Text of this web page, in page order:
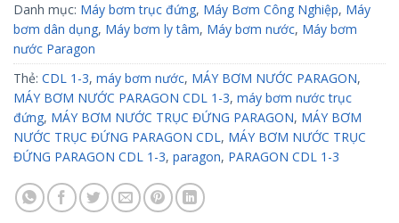
Danh mục: Máy bơm trục đứng, Máy Bơm Công Nghiệp, Máy
bơm dân dụng, Máy bơm ly tâm, Máy bơm nước, Máy bơm
nước Paragon
Thẻ: CDL 1-3, máy bơm nước, MÁY BƠM NƯỚC PARAGON,
MÁY BƠM NƯỚC PARAGON CDL 1-3, máy bơm nước trục
đứng, MÁY BƠM NƯỚC TRỤC ĐỨNG PARAGON, MÁY BƠM
NƯỚC TRỤC ĐỨNG PARAGON CDL, MÁY BƠM NƯỚC TRỤC
ĐỨNG PARAGON CDL 1-3, paragon, PARAGON CDL 1-3